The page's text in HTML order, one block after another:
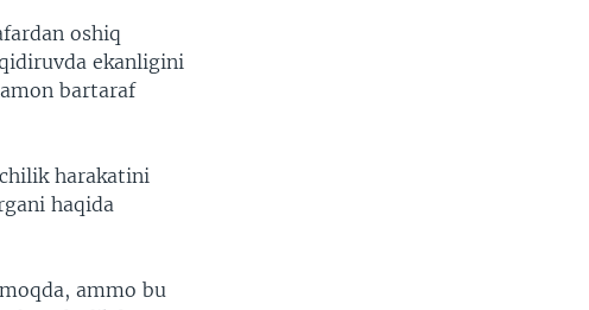
oshiq
ekanligini
bartaraf
harakatini
haqida
ammo bu